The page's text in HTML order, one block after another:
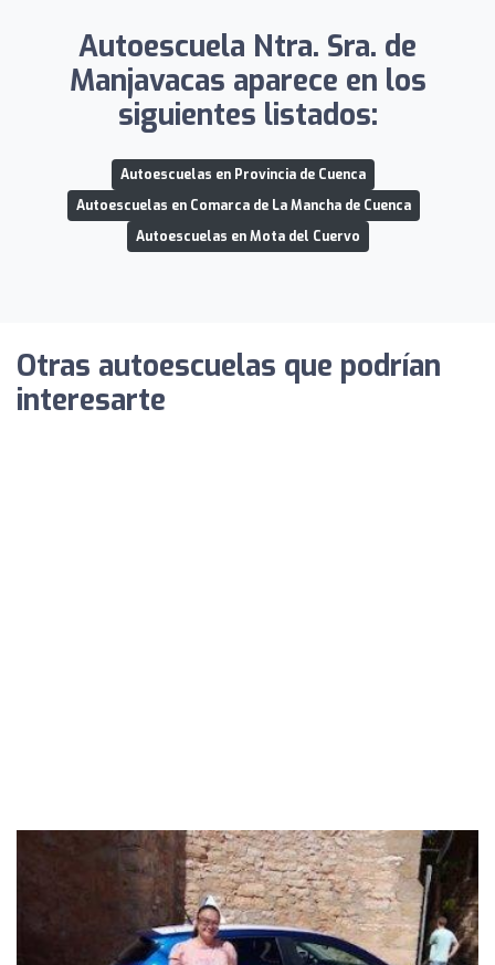
Autoescuela Ntra. Sra. de
Manjavacas aparece en los
siguientes listados:
Autoescuelas en Provincia de Cuenca
Autoescuelas en Comarca de La Mancha de Cuenca
Autoescuelas en Mota del Cuervo
Otras autoescuelas que podrían
interesarte